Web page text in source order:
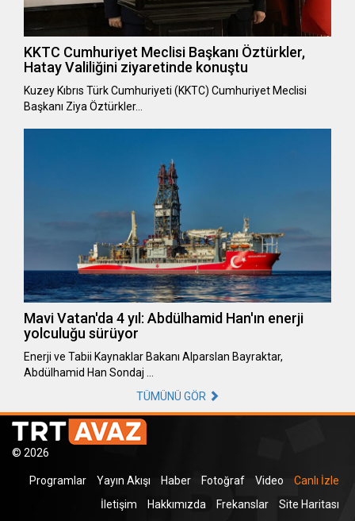
KKTC Cumhuriyet Meclisi Başkanı Öztürkler,
Hatay Valiliğini ziyaretinde konuştu
Kuzey Kıbrıs Türk Cumhuriyeti (KKTC) Cumhuriyet Meclisi
Başkanı Ziya Öztürkler…
Mavi Vatan'da 4 yıl: Abdülhamid Han'ın enerji
yolculuğu sürüyor
Enerji ve Tabii Kaynaklar Bakanı Alparslan Bayraktar,
Abdülhamid Han Sondaj …
TÜMÜNÜ GÖR
© 2026
Programlar Yayın Akışı Haber Fotoğraf Video
Canlı İzle
İletişim
Hakkımızda Frekanslar Site Haritası